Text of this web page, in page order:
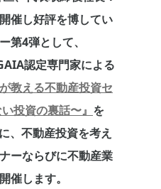
催し好評を博してい
第4弾として、
認定専門家による
教える不動産投資セ
投資の裏話〜』 を
、不動産投資を考え
ーならびに不動産業
催します。